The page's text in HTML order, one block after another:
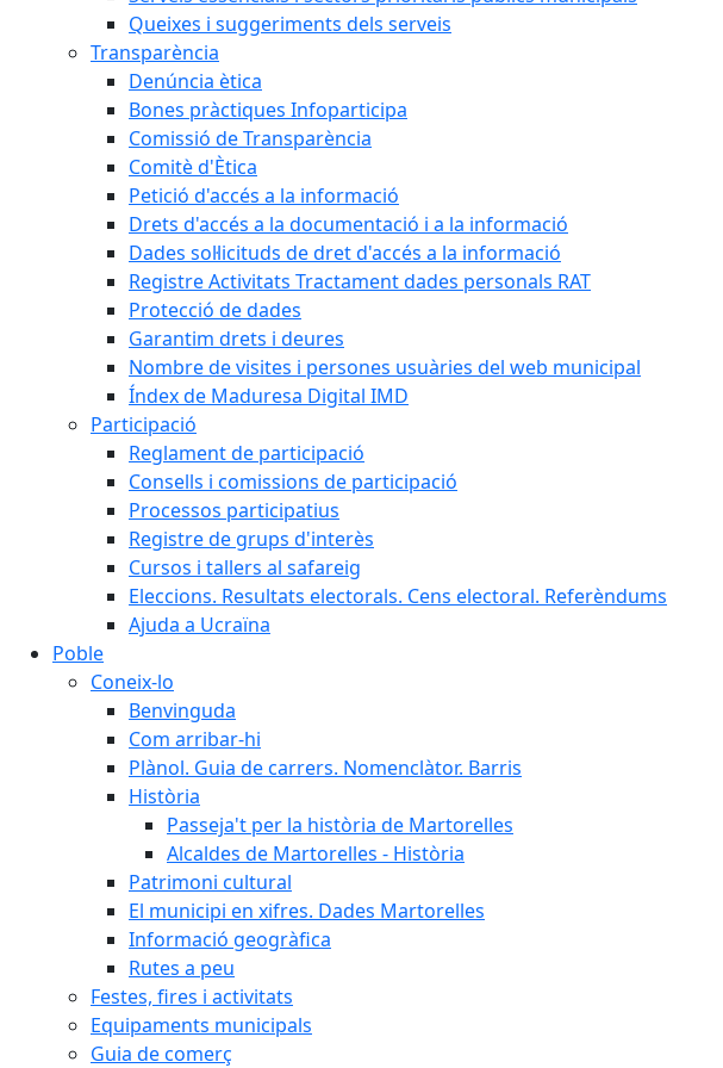
Queixes i suggeriments dels serveis
Transparència
Denúncia ètica
Bones pràctiques Infoparticipa
Comissió de Transparència
Comitè d'Ètica
Petició d'accés a la informació
Drets d'accés a la documentació i a la informació
Dades sol·licituds de dret d'accés a la informació
Registre Activitats Tractament dades personals RAT
Protecció de dades
Garantim drets i deures
Nombre de visites i persones usuàries del web municipal
Índex de Maduresa Digital IMD
Participació
Reglament de participació
Consells i comissions de participació
Processos participatius
Registre de grups d'interès
Cursos i tallers al safareig
Eleccions. Resultats electorals. Cens electoral. Referèndums
Ajuda a Ucraïna
Poble
Coneix-lo
Benvinguda
Com arribar-hi
Plànol. Guia de carrers. Nomenclàtor. Barris
Història
Passeja't per la història de Martorelles
Alcaldes de Martorelles - Història
Patrimoni cultural
El municipi en xifres. Dades Martorelles
Informació geogràfica
Rutes a peu
Festes, fires i activitats
Equipaments municipals
Guia de comerç